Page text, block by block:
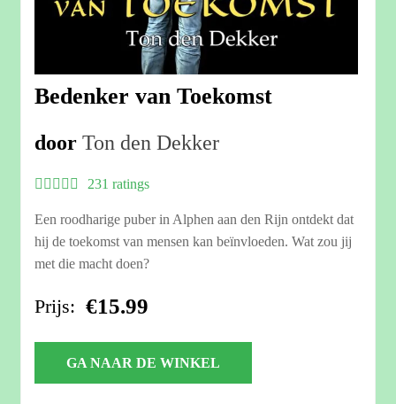
Bedenker van Toekomst
door Ton den Dekker
231 ratings
Een roodharige puber in Alphen aan den Rijn ontdekt dat
hij de toekomst van mensen kan beïnvloeden. Wat zou jij
met die macht doen?
Prijs: €15.99
GA NAAR DE WINKEL